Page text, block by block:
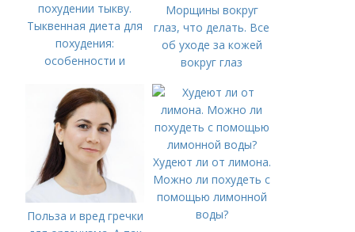
похудении тыкву.
Тыквенная диета для
похудения:
особенности и
Морщины вокруг
глаз, что делать. Все
об уходе за кожей
вокруг глаз
Польза и вред гречки
Худеют ли от лимона.
Можно ли похудеть с
помощью лимонной
воды?